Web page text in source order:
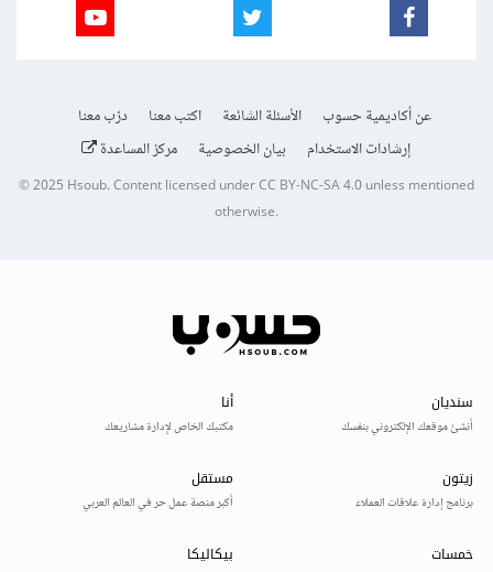
عن أكاديمية حسوب الأسئلة الشائعة اكتب معنا
درّب معنا
إرشادات الاستخدام
بيان الخصوصية مركز المساعدة
© 2025Hsoub.Content licensed underCC BY-NC-SA 4.0unless mentioned
otherwise.